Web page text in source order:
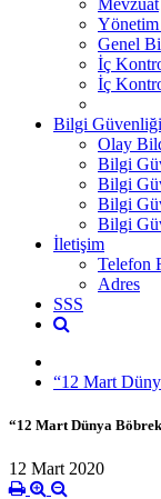
Yönetim
Genel
İç
İç
Bilgi Güvenliği
Olay
Bilgi
Bilgi
Bilgi
Bilgi
İletişim
Telefon
Adres
SSS
“12 Mart
“12 Mart Dünya
12 Mart 2020